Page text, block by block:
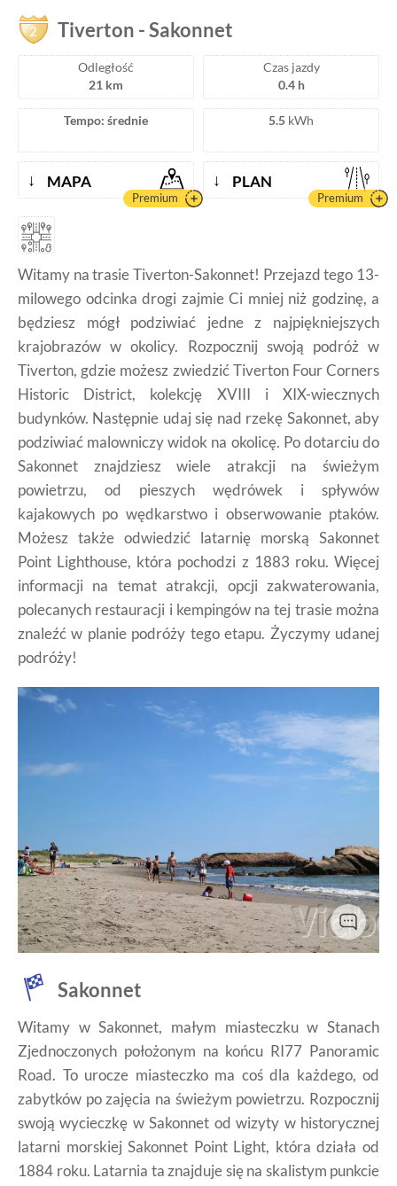
Tiverton - Stany Zjednoczone Ameryki - Ameryka
Północna - Trasa widokowa - Wikimedia Commons
2 Tiverton -Sakonnet
Odległość
21 km
Czas jazdy
0.4 h
Tempo: średnie 5.5 kWh
↓ MAPA
Premium
↓ PLAN
Premium
Witamy na trasie Tiverton-Sakonnet! Przejazd tego 13-
milowego odcinka drogi zajmie Ci mniej niż godzinę, a
będziesz mógł podziwiać jedne z najpiękniejszych
krajobrazów w okolicy. Rozpocznij swoją podróż w
Tiverton, gdzie możesz zwiedzić Tiverton Four Corners
Historic District, kolekcję XVIII i XIX-wiecznych
budynków. Następnie udaj się nad rzekę Sakonnet, aby
podziwiać malowniczy widok na okolicę. Po dotarciu do
Sakonnet znajdziesz wiele atrakcji na świeżym
powietrzu, od pieszych wędrówek i spływów
kajakowych po wędkarstwo i obserwowanie ptaków.
Możesz także odwiedzić latarnię morską Sakonnet
Point Lighthouse, która pochodzi z 1883 roku. Więcej
informacji na temat atrakcji, opcji zakwaterowania,
polecanych restauracji i kempingów na tej trasie można
znaleźć w planie podróży tego etapu. Życzymy udanej
podróży!
Sakonnet - Stany Zjednoczone Ameryki - Ameryka
Północna - Trasa widokowa - commons.wikimedia.org
Sakonnet
Witamy w Sakonnet, małym miasteczku w Stanach
Zjednoczonych położonym na końcu RI77 Panoramic
Road. To urocze miasteczko ma coś dla każdego, od
zabytków po zajęcia na świeżym powietrzu. Rozpocznij
swoją wycieczkę w Sakonnet od wizyty w historycznej
latarni morskiej Sakonnet Point Light, która działa od
1884 roku. Latarnia ta znajduje się na skalistym punkcie